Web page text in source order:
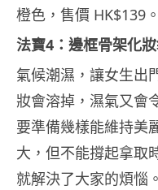
橙色，售價 HK$139。
法寶4：邊框骨架化
氣候潮濕，讓女生出
妝會溶掉，濕氣又會
要準備幾樣能維持美
大，但不能撐起拿取
就解決了大家的煩惱